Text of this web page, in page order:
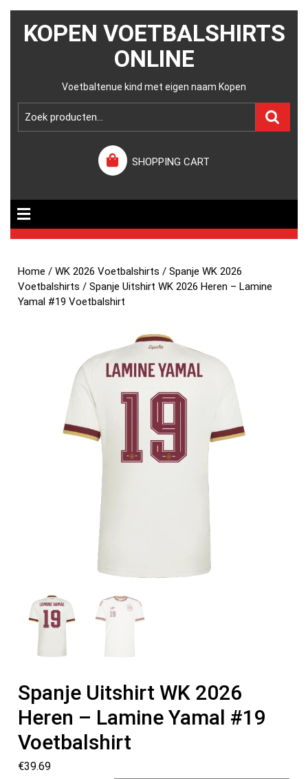
KOPEN VOETBALSHIRTS
ONLINE
Voetbaltenue kind met eigen naam Kopen
SHOPPING CART
Home /WK 2026 Voetbalshirts /Spanje WK 2026
Voetbalshirts / Spanje Uitshirt WK 2026 Heren – Lamine
Yamal #19 Voetbalshirt
Spanje Uitshirt WK 2026
Heren – Lamine Yamal #19
Voetbalshirt
€39.69